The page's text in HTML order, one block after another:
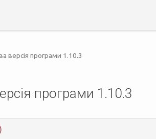
версія програми 1.10.3
програми 1.10.3